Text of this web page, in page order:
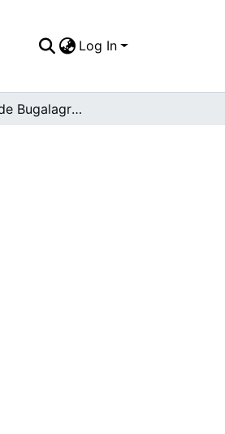
Log In
Panorámica de Bugalagrande